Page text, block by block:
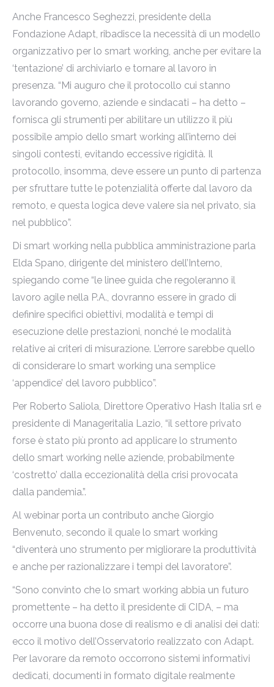
Anche Francesco Seghezzi, presidente della
Fondazione Adapt, ribadisce la necessità di un modello
organizzativo per lo smart working, anche per evitare la
‘tentazione’ di archiviarlo e tornare al lavoro in
presenza. “Mi auguro che il protocollo cui stanno
lavorando governo, aziende e sindacati – ha detto –
fornisca gli strumenti per abilitare un utilizzo il più
possibile ampio dello smart working all’interno dei
singoli contesti, evitando eccessive rigidità. Il
protocollo, insomma, deve essere un punto di partenza
per sfruttare tutte le potenzialità offerte dal lavoro da
remoto, e questa logica deve valere sia nel privato, sia
nel pubblico”.
Di smart working nella pubblica amministrazione parla
Elda Spano, dirigente del ministero dell’Interno,
spiegando come “le linee guida che regoleranno il
lavoro agile nella P.A., dovranno essere in grado di
definire specifici obiettivi, modalità e tempi di
esecuzione delle prestazioni, nonché le modalità
relative ai criteri di misurazione. L’errore sarebbe quello
di considerare lo smart working una semplice
‘appendice’ del lavoro pubblico”.
Per Roberto Saliola, Direttore Operativo Hash Italia srl e
presidente di Manageritalia Lazio, “il settore privato
forse è stato più pronto ad applicare lo strumento
dello smart working nelle aziende, probabilmente
‘costretto’ dalla eccezionalità della crisi provocata
dalla pandemia.”.
Al webinar porta un contributo anche Giorgio
Benvenuto, secondo il quale lo smart working
“diventerà uno strumento per migliorare la produttività
e anche per razionalizzare i tempi del lavoratore”.
“Sono convinto che lo smart working abbia un futuro
promettente – ha detto il presidente di CIDA, – ma
occorre una buona dose di realismo e di analisi dei dati:
ecco il motivo dell’Osservatorio realizzato con Adapt.
Per lavorare da remoto occorrono sistemi informativi
dedicati, documenti in formato digitale realmente